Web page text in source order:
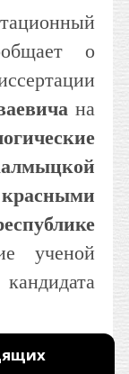
о
на
ученой